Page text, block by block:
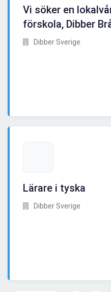
Vi söker en
förskola, Dibber
Dibber Sverige
Lärare i tyska
Dibber Sverige